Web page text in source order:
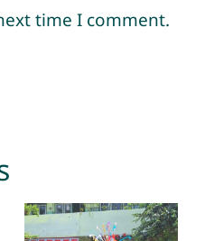
time I comment.